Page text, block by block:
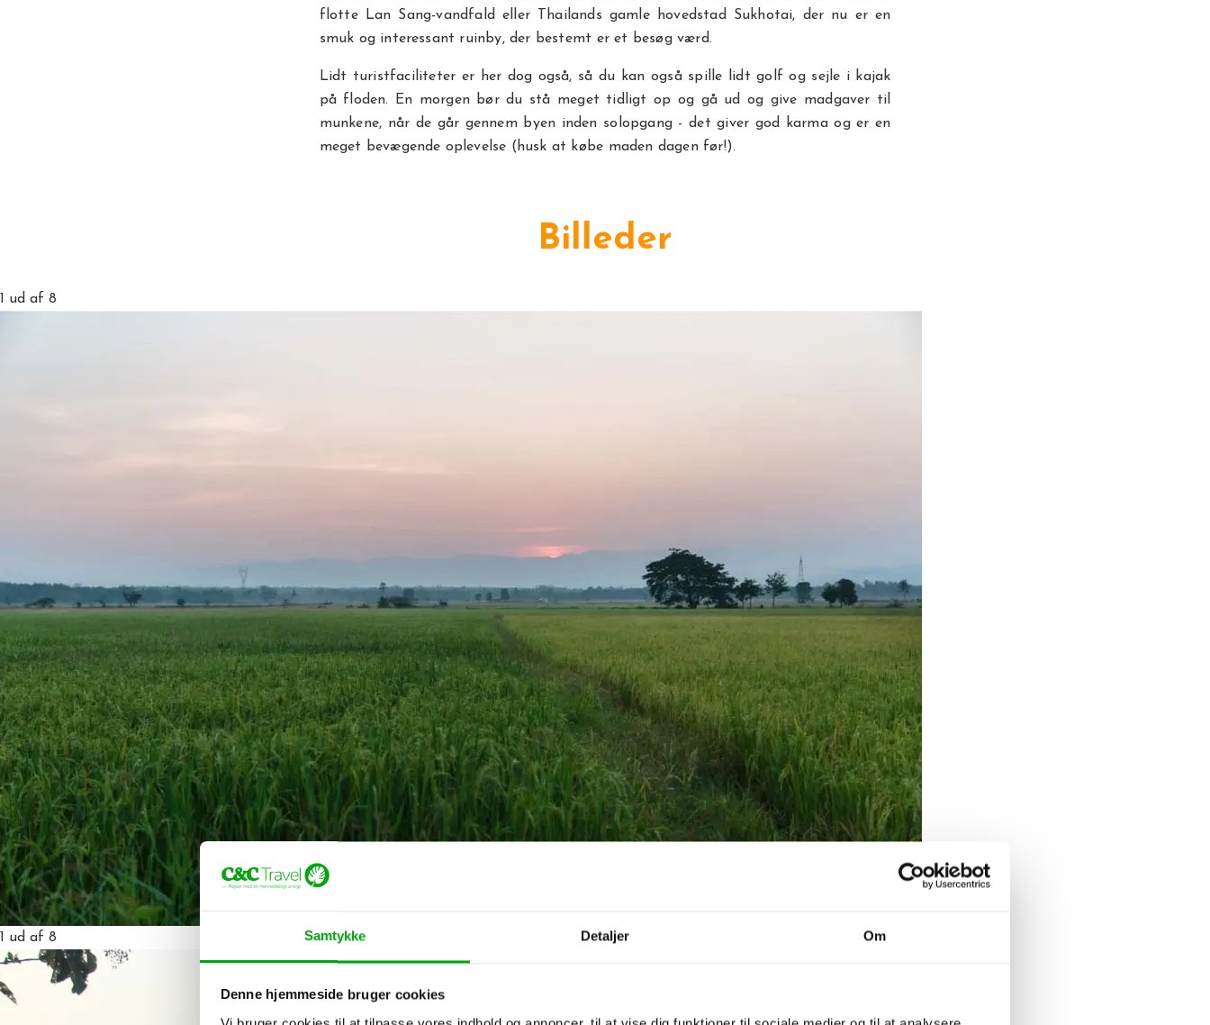
Samtykke Detaljer Om
Denne hjemmeside bruger cookies
flotte Lan Sang-vandfald eller Thailands gamle hovedstad Sukhotai, der nu er en
smuk og interessant ruinby, der bestemt er et besøg værd.
Lidt turistfaciliteter er her dog også, så du kan også spille lidt golf og sejle i kajak
på floden. En morgen bør du stå meget tidligt op og gå ud og give madgaver til
munkene, når de går gennem byen inden solopgang - det giver god karma og er en
meget bevægende oplevelse (husk at købe maden dagen før!).
Billeder
1 ud af 8
1 ud af 8